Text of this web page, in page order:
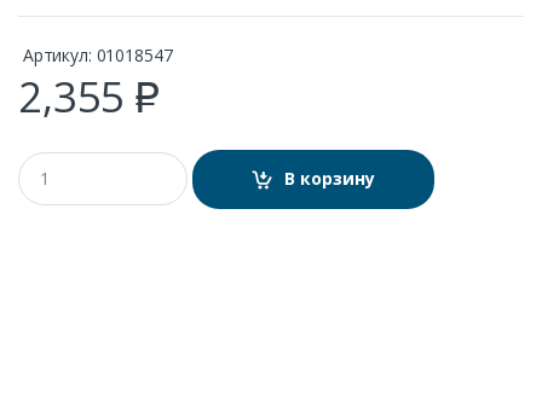
Артикул: 01018547
2,355₽
К
о
л
В корзину